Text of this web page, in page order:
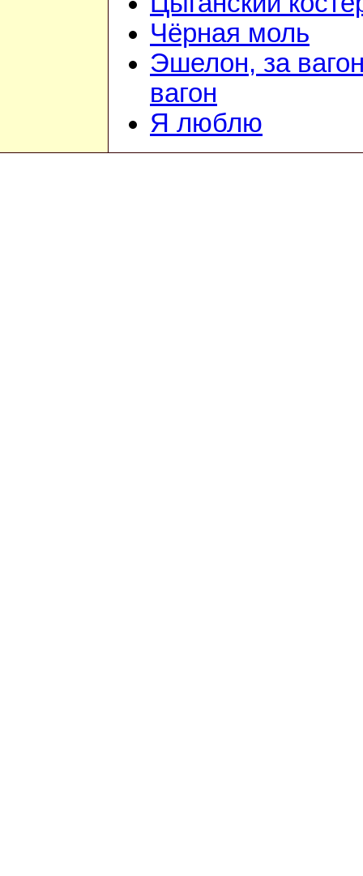
Чёрная моль
Эшелон, за
вагон
Я люблю